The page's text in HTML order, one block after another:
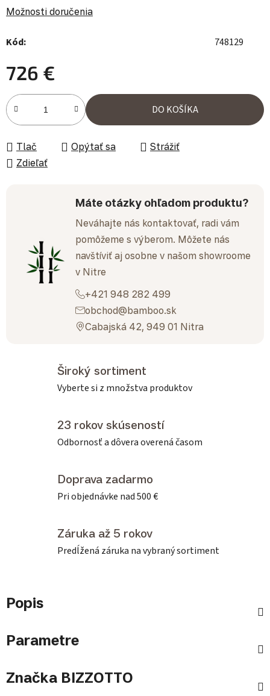
Možnosti doručenia
Kód: 748129
726 €
Jednotková cena:
DO KOŠÍKA
Tlač Opýtať sa
Strážiť
Zdieľať
Máte otázky ohľadom produktu?
Neváhajte nás kontaktovať, radi vám
pomôžeme s výberom. Môžete nás
navštíviť aj osobne v našom showroome
v Nitre
+421 948 282 499
obchod@bamboo.sk
Cabajská 42, 949 01 Nitra
Široký sortiment
Vyberte si z množstva produktov
23 rokov skúseností
Odbornosť a dôvera overená časom
Doprava zadarmo
Pri objednávke nad 500 €
Záruka až 5 rokov
Predĺžená záruka na vybraný sortiment
Popis
Parametre
Značka BIZZOTTO